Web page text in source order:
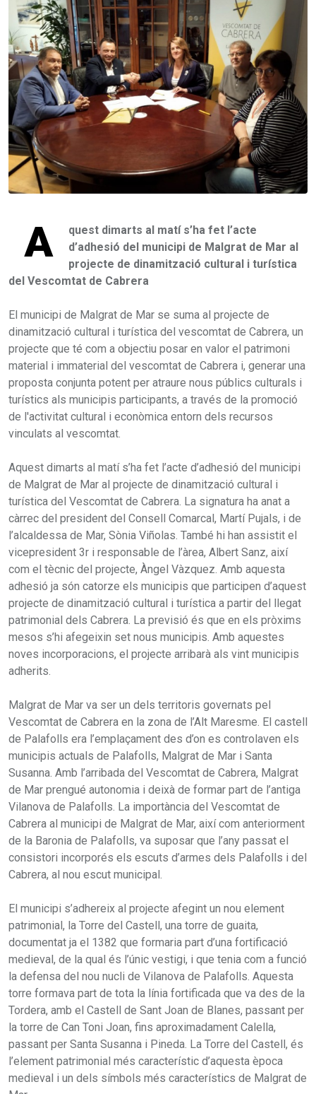
A
quest dimarts al matí s’ha fet l’acte
d’adhesió del municipi de Malgrat de Mar al
projecte de dinamització cultural i turística
del Vescomtat de Cabrera
El municipi de Malgrat de Mar se suma al projecte de
dinamització cultural i turística del vescomtat de Cabrera, un
projecte que té com a objectiu posar en valor el patrimoni
material i immaterial del vescomtat de Cabrera i, generar una
proposta conjunta potent per atraure nous públics culturals i
turístics als municipis participants, a través de la promoció
de l'activitat cultural i econòmica entorn dels recursos
vinculats al vescomtat.
Aquest dimarts al matí s’ha fet l’acte d’adhesió del municipi
de Malgrat de Mar al projecte de dinamització cultural i
turística del Vescomtat de Cabrera. La signatura ha anat a
càrrec del president del Consell Comarcal, Martí Pujals, i de
l’alcaldessa de Mar, Sònia Viñolas. També hi han assistit el
vicepresident 3r i responsable de l’àrea, Albert Sanz, així
com el tècnic del projecte, Àngel Vàzquez. Amb aquesta
adhesió ja són catorze els municipis que participen d’aquest
projecte de dinamització cultural i turística a partir del llegat
patrimonial dels Cabrera. La previsió és que en els pròxims
mesos s’hi afegeixin set nous municipis. Amb aquestes
noves incorporacions, el projecte arribarà als vint municipis
adherits.
Malgrat de Mar va ser un dels territoris governats pel
Vescomtat de Cabrera en la zona de l’Alt Maresme. El castell
de Palafolls era l’emplaçament des d’on es controlaven els
municipis actuals de Palafolls, Malgrat de Mar i Santa
Susanna. Amb l’arribada del Vescomtat de Cabrera, Malgrat
de Mar prengué autonomia i deixà de formar part de l’antiga
Vilanova de Palafolls. La importància del Vescomtat de
Cabrera al municipi de Malgrat de Mar, així com anteriorment
de la Baronia de Palafolls, va suposar que l’any passat el
consistori incorporés els escuts d’armes dels Palafolls i del
Cabrera, al nou escut municipal.
El municipi s’adhereix al projecte afegint un nou element
patrimonial, la Torre del Castell, una torre de guaita,
documentat ja el 1382 que formaria part d’una fortificació
medieval, de la qual és l’únic vestigi, i que tenia com a funció
la defensa del nou nucli de Vilanova de Palafolls. Aquesta
torre formava part de tota la línia fortificada que va des de la
Tordera, amb el Castell de Sant Joan de Blanes, passant per
la torre de Can Toni Joan, fins aproximadament Calella,
passant per Santa Susanna i Pineda. La Torre del Castell, és
l’element patrimonial més característic d’aquesta època
medieval i un dels símbols més característics de Malgrat de